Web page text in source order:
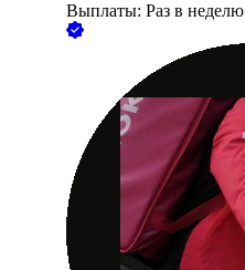
Выплаты: Раз в неделю